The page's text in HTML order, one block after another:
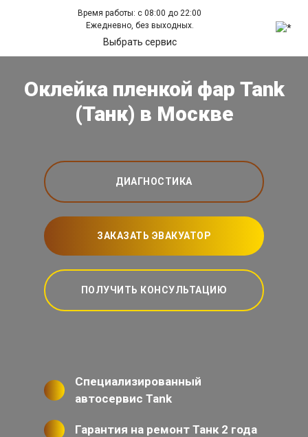
Время работы: с 08:00 до 22:00
Ежедневно, без выходных.
Выбрать сервис
Оклейка пленкой фар Tank
(Танк) в Москве
ДИАГНОСТИКА
ЗАКАЗАТЬ ЭВАКУАТОР
ПОЛУЧИТЬ КОНСУЛЬТАЦИЮ
Специализированный
автосервис Tank
Гарантия на ремонт Танк 2 года